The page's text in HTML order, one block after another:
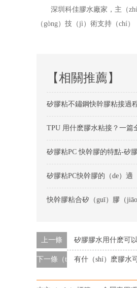
深圳科佳膠水廠家， 主（
（gòng）技（jì）術支持（chí
【相關推薦】
TPU 用什麽膠水粘接？一篇
矽膠粘PC 快幹膠的特點-矽
上一條 矽膠膠水用什麽可
下一條（tiáo）有什（shí）麽膠水